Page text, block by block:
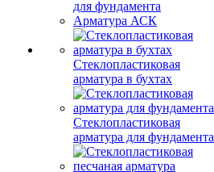
для фундамента
Арматура АСК
Стеклопластиковая
арматура в бухтах
Стеклопластиковая
арматура для фундамента